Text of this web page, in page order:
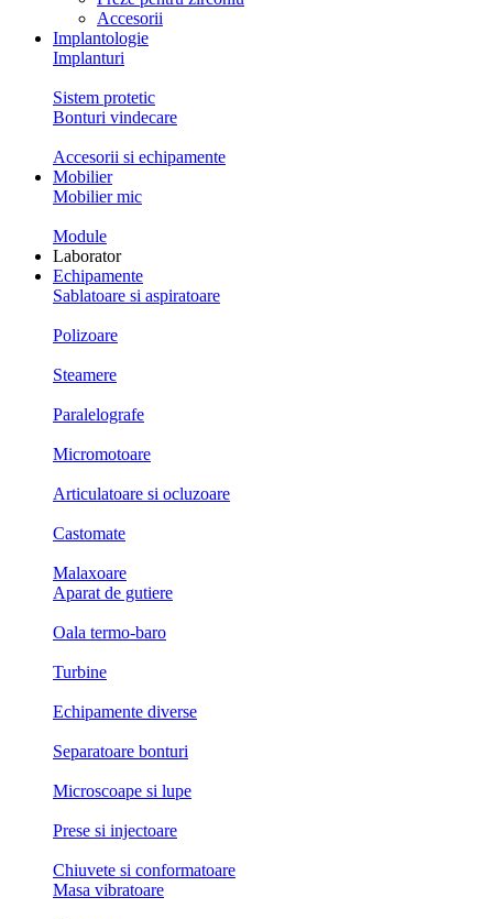
Accesorii
Implantologie
Implanturi
Sistem protetic
Bonturi vindecare
Accesorii si echipamente
Mobilier
Mobilier mic
Module
Laborator
Echipamente
Sablatoare si aspiratoare
Polizoare
Steamere
Paralelografe
Micromotoare
Articulatoare si ocluzoare
Castomate
Malaxoare
Aparat de gutiere
Oala termo-baro
Turbine
Echipamente diverse
Separatoare bonturi
Microscoape si lupe
Prese si injectoare
Chiuvete si conformatoare
Masa vibratoare